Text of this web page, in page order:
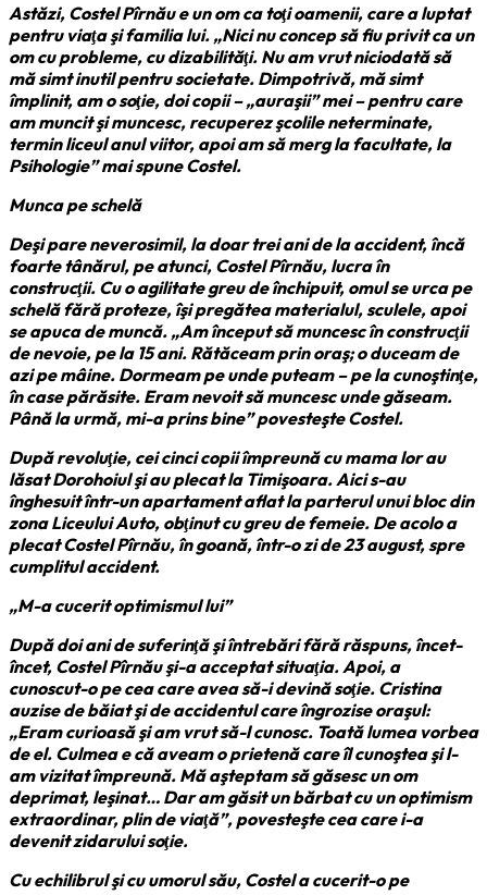
Astăzi, Costel Pîrnău e un om ca toţi oamenii, care a luptat
pentru viaţa şi familia lui. „Nici nu concep să fiu privit ca un
om cu probleme, cu dizabilităţi. Nu am vrut niciodată să
mă simt inutil pentru societate. Dimpotrivă, mă simt
împlinit, am o soţie, doi copii – „auraşii” mei – pentru care
am muncit şi muncesc, recuperez şcolile neterminate,
termin liceul anul viitor, apoi am să merg la facultate, la
Psihologie” mai spune Costel.
Munca pe schelă
Deşi pare neverosimil, la doar trei ani de la accident, încă
foarte tânărul, pe atunci, Costel Pîrnău, lucra în
construcţii. Cu o agilitate greu de închipuit, omul se urca pe
schelă fără proteze, îşi pregătea materialul, sculele, apoi
se apuca de muncă. „Am început să muncesc în construcţii
de nevoie, pe la 15 ani. Rătăceam prin oraş; o duceam de
azi pe mâine. Dormeam pe unde puteam – pe la cunoştinţe,
în case părăsite. Eram nevoit să muncesc unde găseam.
Până la urmă, mi-a prins bine” povesteşte Costel.
După revoluţie, cei cinci copii împreună cu mama lor au
lăsat Dorohoiul şi au plecat la Timişoara. Aici s-au
înghesuit într-un apartament aflat la parterul unui bloc din
zona Liceului Auto, obţinut cu greu de femeie. De acolo a
plecat Costel Pîrnău, în goană, într-o zi de 23 august, spre
cumplitul accident.
„M-a cucerit optimismul lui”
După doi ani de suferinţă şi întrebări fără răspuns, încet-
încet, Costel Pîrnău şi-a acceptat situaţia. Apoi, a
cunoscut-o pe cea care avea să-i devină soţie. Cristina
auzise de băiat şi de accidentul care îngrozise oraşul:
„Eram curioasă şi am vrut să-l cunosc. Toată lumea vorbea
de el. Culmea e că aveam o prietenă care îl cunoştea şi l-
am vizitat împreună. Mă aşteptam să găsesc un om
deprimat, leşinat… Dar am găsit un bărbat cu un optimism
extraordinar, plin de viaţă”, povesteşte cea care i-a
devenit zidarului soţie.
Cu echilibrul şi cu umorul său, Costel a cucerit-o pe